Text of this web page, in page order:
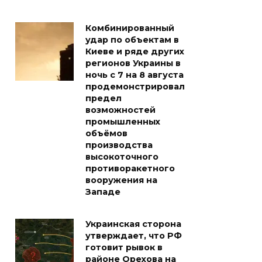
Комбинированный
удар по объектам в
Киеве и ряде других
регионов Украины в
ночь с 7 на 8 августа
продемонстрировал
предел
возможностей
промышленных
объёмов
производства
высокоточного
противоракетного
вооружения на
Западе
Украинская сторона
утверждает, что РФ
готовит рывок в
районе Орехова на